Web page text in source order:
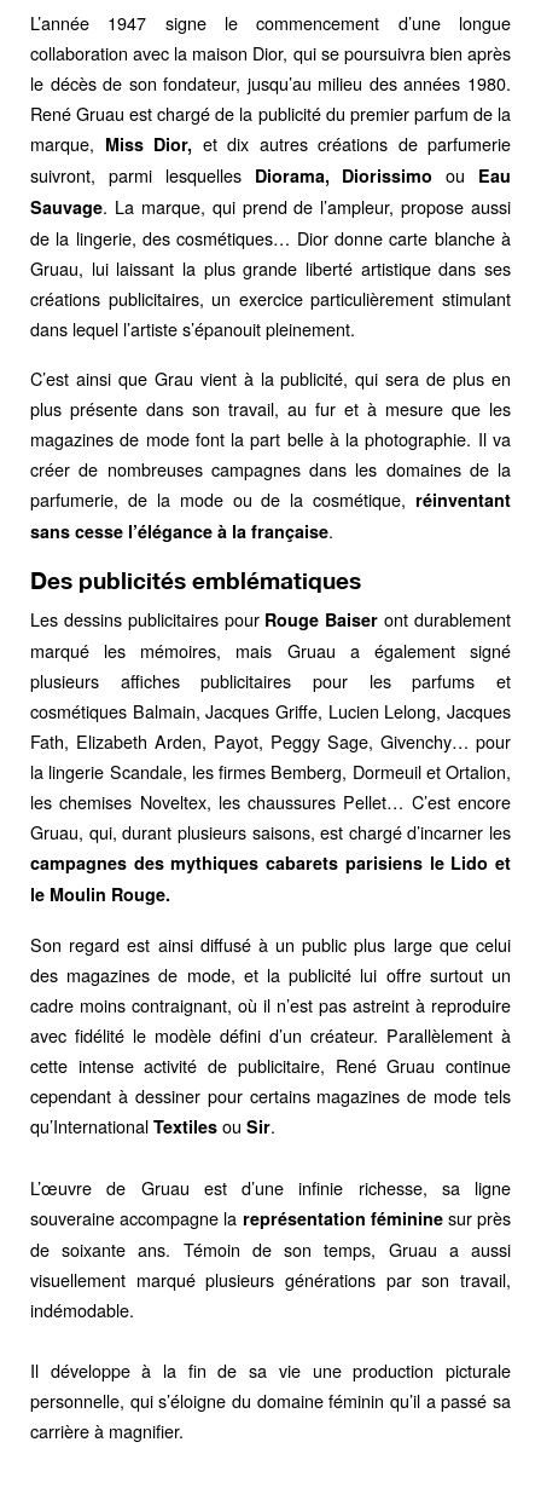
L’année 1947 signe le commencement d’une longue
collaboration avec la maison Dior, qui se poursuivra bien après
le décès de son fondateur, jusqu’au milieu des années 1980.
René Gruau est chargé de la publicité du premier parfum de la
marque, Miss Dior, et dix autres créations de parfumerie
suivront, parmi lesquelles Diorama, Diorissimoou Eau
Sauvage. La marque, qui prend de l’ampleur, propose aussi
de la lingerie, des cosmétiques… Dior donne carte blanche à
Gruau, lui laissant la plus grande liberté artistique dans ses
créations publicitaires, un exercice particulièrement stimulant
dans lequel l’artiste s’épanouit pleinement.
C’est ainsi que Grau vient à la publicité, qui sera de plus en
plus présente dans son travail, au fur et à mesure que les
magazines de mode font la part belle à la photographie. Il va
créer de nombreuses campagnes dans les domaines de la
parfumerie, de la mode ou de la cosmétique, réinventant
sans cesse l’élégance à la française.
Des publicités emblématiques
Les dessins publicitaires pourRouge Baiseront durablement
marqué les mémoires, mais Gruau a également signé
plusieurs affiches publicitaires pour les parfums et
cosmétiques Balmain, Jacques Griffe, Lucien Lelong, Jacques
Fath, Elizabeth Arden, Payot, Peggy Sage, Givenchy… pour
la lingerie Scandale, les firmes Bemberg, Dormeuil et Ortalion,
les chemises Noveltex, les chaussures Pellet… C’est encore
Gruau, qui, durant plusieurs saisons, est chargé d’incarner les
campagnes des mythiques cabarets parisiens le Lido et
le Moulin Rouge.
Son regard est ainsi diffusé à un public plus large que celui
des magazines de mode, et la publicité lui offre surtout un
cadre moins contraignant, où il n’est pas astreint à reproduire
avec fidélité le modèle défini d’un créateur. Parallèlement à
cette intense activité de publicitaire, René Gruau continue
cependant à dessiner pour certains magazines de mode tels
qu’International Textiles ou Sir.
L’œuvre de Gruau est d’une infinie richesse, sa ligne
souveraine accompagne la représentation féminine sur près
de soixante ans. Témoin de son temps, Gruau a aussi
visuellement marqué plusieurs générations par son travail,
indémodable.
Il développe à la fin de sa vie une production picturale
personnelle, qui s’éloigne du domaine féminin qu’il a passé sa
carrière à magnifier.